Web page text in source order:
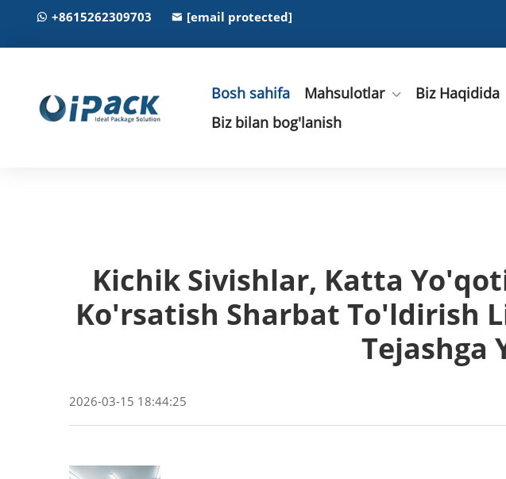
+8615262309703 [email protected]
Bosh sahifa Mahsulotlar Biz Haqidida
Biz bilan bog'lanish
Kichik Sivishlar, Katta
Ko'rsatish Sharbat To'ldirish
Tejashga
2026-03-15 18:44:25